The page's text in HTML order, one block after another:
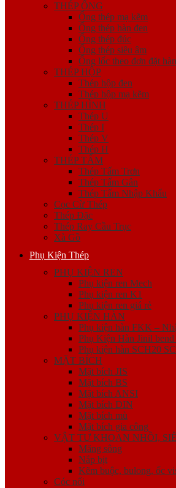
THÉP ỐNG
Ống thép mạ kẽm
Ống thép hàn đen
Ống thép đúc
Ống thép siêu âm
Ống lốc theo đơn đặt
THÉP HỘP
Thép hộp đen
Thép hộp mạ kẽm
THÉP HÌNH
Thép U
Thép I
Thép V
Thép H
THÉP TẤM
Thép Tấm Trơn
Thép Tấm Gân
Thép Tấm Nhập Khẩu
Cọc Cừ Thép
Thép Đặc
Thép Ray Cầu Trục
Xà Gồ
Phụ Kiện Thép
PHỤ KIỆN REN
Phụ kiện ren Mech
Phụ kiện ren K1
Phụ kiện ren giá rẻ
PHỤ KIỆN HÀN
Phụ kiện hàn FKK –
Phụ Kiện Hàn Jinil
Phụ kiện hàn SCH20
MẶT BÍCH
Mặt bích JIS
Mặt bích BS
Mặt bích ANSI
Mặt bích DIN
Mặt bích mù
Mặt bích gia công
VẬT TƯ KHOAN NHỒI,
Măng sông
Nắp bịt
Kẽm buộc, bulong, ốc
Cóc nối